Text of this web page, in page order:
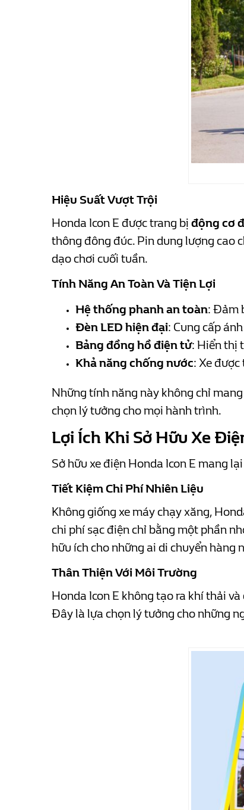
Hiệu Suất Vượt Trội
Honda Icon E được trang bị động cơ
thông đông đúc. Pin dung lượng cao
dạo chơi cuối tuần.
Tính Năng An Toàn Và Tiện Lợi
Hệ thống phanh an toàn: Đảm
Đèn LED hiện đại: Cung cấp
Bảng đồng hồ điện tử: Hiển thị
Khả năng chống nước: Xe
Những tính năng này không chỉ
chọn lý tưởng cho mọi hành trình.
Lợi Ích Khi Sở Hữu Xe
Sở hữu xe điện Honda Icon E mang
Tiết Kiệm Chi Phí Nhiên Liệu
Không giống xe máy chạy xăng,
chi phí sạc điện chỉ bằng một phần
hữu ích cho những ai di chuyển hàng
Thân Thiện Với Môi Trường
Honda Icon E không tạo ra khí thải
Đây là lựa chọn lý tưởng cho những